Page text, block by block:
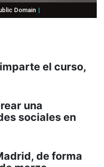
Domain
el curso,
una
sociales en
de forma